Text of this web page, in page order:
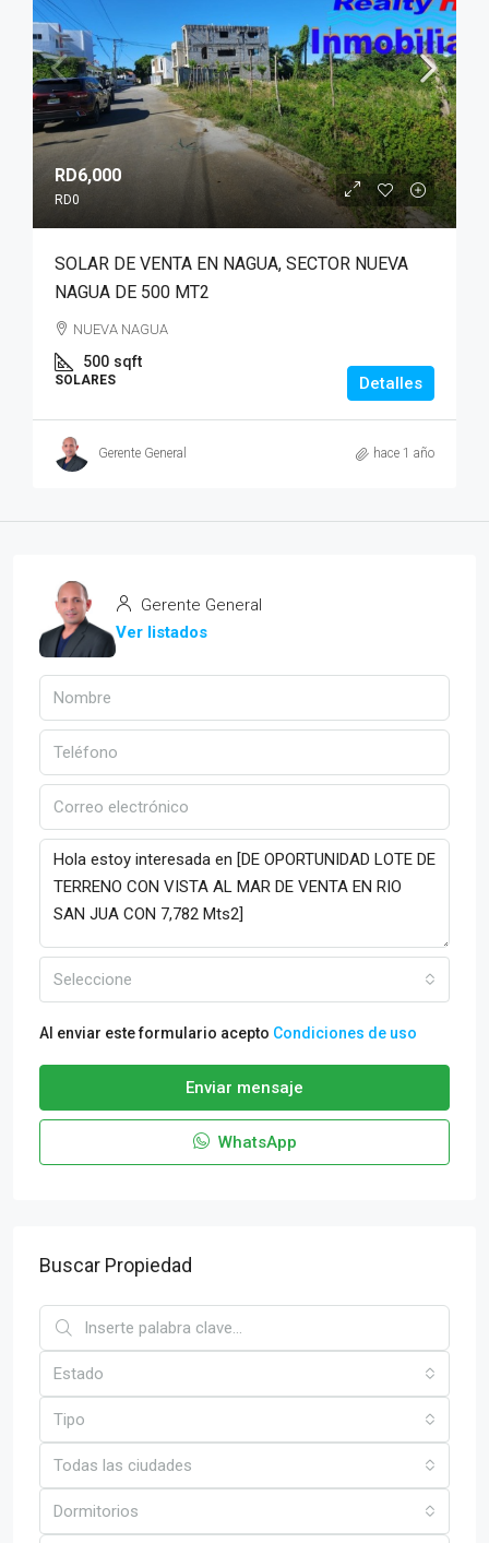
RD6,000
RD0
SOLAR DE VENTA EN NAGUA, SECTOR NUEVA
NAGUA DE 500 MT2
NUEVA NAGUA
500 sqft
SOLARES Detalles
Gerente General hace 1 año
Gerente General
Ver listados
Seleccione
Al enviar este formulario acepto Condiciones de uso
Enviar mensaje
WhatsApp
Buscar Propiedad
Estado
Tipo
Todas las ciudades
Dormitorios